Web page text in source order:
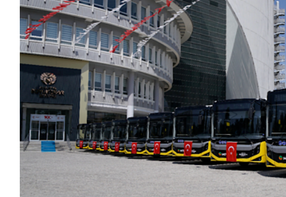
Teknoloji
Sektörel
Arşiv
Künye
Giriş
Yap